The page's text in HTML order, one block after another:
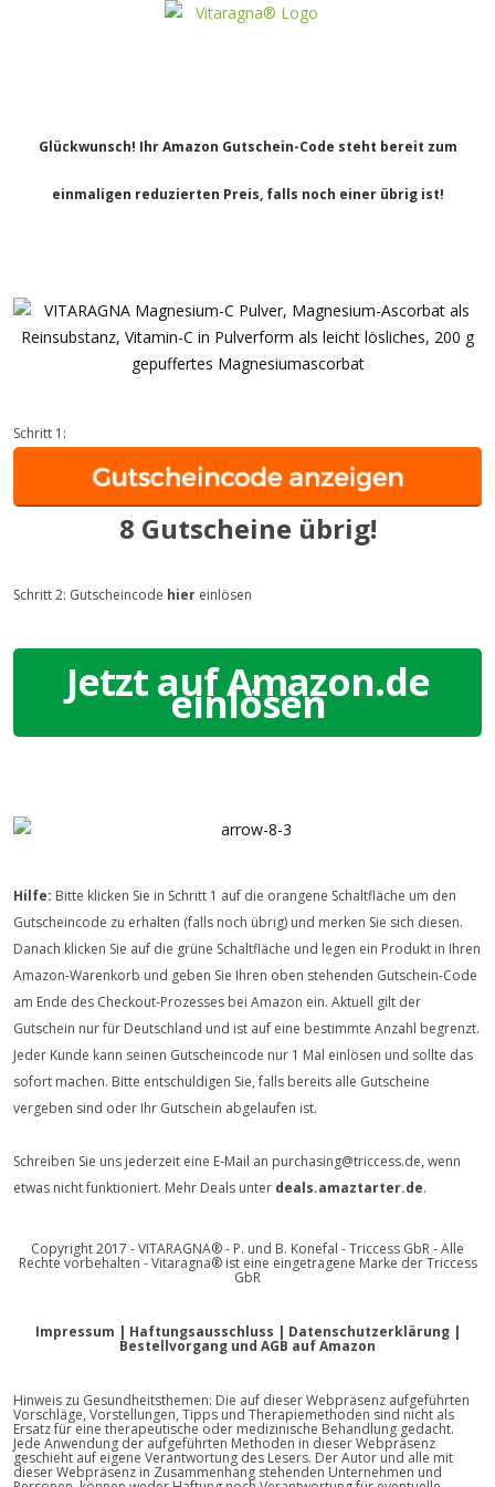
Glückwunsch! Ihr Amazon Gutschein-Code steht bereit zum
einmaligen reduzierten Preis, falls noch einer übrig ist!
Schritt 1:
8 Gutscheine übrig!
Schritt 2: Gutscheincode hier einlösen
Jetzt auf Amazon.de
einlösen
Hilfe: Bitte klicken Sie in Schritt 1 auf die orangene Schaltfläche um den
Gutscheincode zu erhalten (falls noch übrig) und merken Sie sich diesen.
Danach klicken Sie auf die grüne Schaltfläche und legen ein Produkt in Ihren
Amazon-Warenkorb und geben Sie Ihren oben stehenden Gutschein-Code
am Ende des Checkout-Prozesses bei Amazon ein. Aktuell gilt der
Gutschein nur für Deutschland und ist auf eine bestimmte Anzahl begrenzt.
Jeder Kunde kann seinen Gutscheincode nur 1 Mal einlösen und sollte das
sofort machen. Bitte entschuldigen Sie, falls bereits alle Gutscheine
vergeben sind oder Ihr Gutschein abgelaufen ist.
Schreiben Sie uns jederzeit eine E-Mail an purchasing@triccess.de, wenn
etwas nicht funktioniert. Mehr Deals unter deals.amaztarter.de.
Copyright 2017 - VITARAGNA® - P. und B. Konefal - Triccess GbR - Alle
Rechte vorbehalten - Vitaragna® ist eine eingetragene Marke der Triccess
GbR
Impressum | Haftungsausschluss | Datenschutzerklärung|
Bestellvorgang und AGB auf Amazon
Hinweis zu Gesundheitsthemen: Die auf dieser Webpräsenz aufgeführten
Vorschläge, Vorstellungen, Tipps und Therapiemethoden sind nicht als
Ersatz für eine therapeutische oder medizinische Behandlung gedacht.
Jede Anwendung der aufgeführten Methoden in dieser Webpräsenz
geschieht auf eigene Verantwortung des Lesers. Der Autor und alle mit
dieser Webpräsenz in Zusammenhang stehenden Unternehmen und